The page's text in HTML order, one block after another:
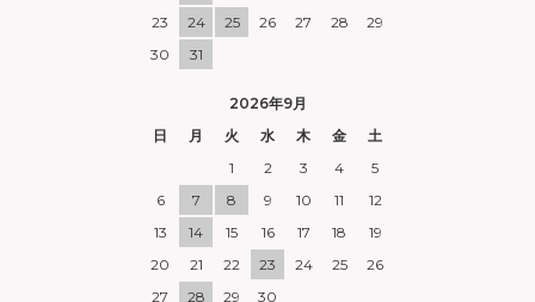
23
24 25 26 27 28
29
30
31
2026年9月
日
月 火 水 木 金
土
1
2 3 4
5
6
7 8 9 10 11
12
13
14 15 16 17 18
19
20
21 22 23 24 25
26
27
28 29 30